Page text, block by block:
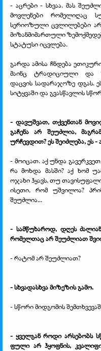
- აცრები - სხვაა. მას
მოვლენები რომელიღაც
სერიოზული ცვლილებები
მიზანმიმართული
სტატუსი იცვლება.
გარდა ამისა ჩნდება
მაინც ტრადიციული და
დაცვის სადარაჯოზე დგას.
სიტყვაში და გვასწავლის
- დავუშვათ, თქვენთან
გაჩენა არ შეუძლია,
ურჩევდით? ეს შეიძლება, ეს
- მოიცათ. აქ უნდა
რა მოხდა მასში? აქ ხომ
ოჯახი ჰყავს, თუ
ისეთი, რომ უშვილოა?
შეუძლია...
- სამწუხაროდ, დღეს
რომელთაც არ შეუძლიათ
- რატომ არ შეუძლიათ?
- სხვადასხვა მიზეზის გამო.
- სწორი მიდგომის
- ყველგან როდი არსებობს
ფული არ ჰყოფნის,